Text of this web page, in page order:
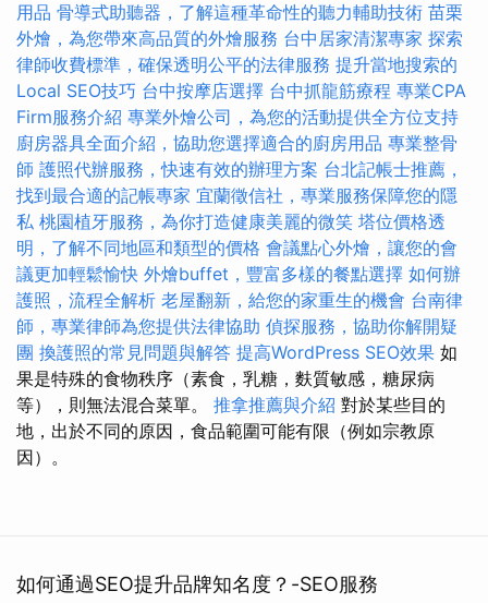
用品 骨導式助聽器，了解這種革命性的聽力輔助技術 苗栗
外燴，為您帶來高品質的外燴服務 台中居家清潔專家 探索
律師收費標準，確保透明公平的法律服務 提升當地搜索的
Local SEO技巧 台中按摩店選擇 台中抓龍筋療程 專業CPA
Firm服務介紹 專業外燴公司，為您的活動提供全方位支持
廚房器具全面介紹，協助您選擇適合的廚房用品 專業整骨
師 護照代辦服務，快速有效的辦理方案 台北記帳士推薦，
找到最合適的記帳專家 宜蘭徵信社，專業服務保障您的隱
私 桃園植牙服務，為你打造健康美麗的微笑 塔位價格透
明，了解不同地區和類型的價格 會議點心外燴，讓您的會
議更加輕鬆愉快 外燴buffet，豐富多樣的餐點選擇 如何辦
護照，流程全解析 老屋翻新，給您的家重生的機會 台南律
師，專業律師為您提供法律協助 偵探服務，協助你解開疑
團 換護照的常見問題與解答 提高WordPress SEO效果 如
果是特殊的食物秩序（素食，乳糖，麩質敏感，糖尿病
等），則無法混合菜單。 推拿推薦與介紹 對於某些目的
地，出於不同的原因，食品範圍可能有限（例如宗教原
因）。
如何通過SEO提升品牌知名度？-SEO服務